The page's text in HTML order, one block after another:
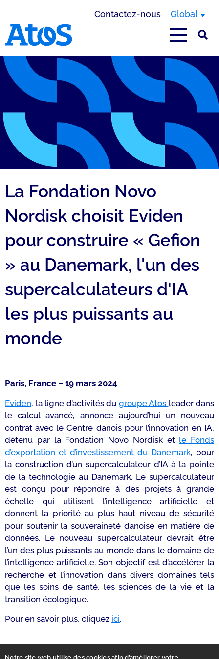
Notre site web utilise des cookies afin d’améliorer votre
Contactez-nous Global
La Fondation Novo
Nordisk choisit Eviden
pour construire « Gefion
» au Danemark, l'un des
supercalculateurs d'IA
les plus puissants au
monde
Paris, France – 19 mars 2024
Eviden, la ligne d’activités du groupe Atos leader dans
le calcul avancé, annonce aujourd’hui un nouveau
contrat avec le Centre danois pour l’innovation en IA,
détenu par la Fondation Novo Nordisk et le Fonds
d’exportation et d’investissement du Danemark, pour
la construction d’un supercalculateur d’IA à la pointe
de la technologie au Danemark. Le supercalculateur
est conçu pour répondre à des projets à grande
échelle qui utilisent l’intelligence artificielle et
donnent la priorité au plus haut niveau de sécurité
pour soutenir la souveraineté danoise en matière de
données. Le nouveau supercalculateur devrait être
l’un des plus puissants au monde dans le domaine de
l’intelligence artificielle. Son objectif est d’accélérer la
recherche et l’innovation dans divers domaines tels
que les soins de santé, les sciences de la vie et la
transition écologique.
Pour en savoir plus, cliquez ici.